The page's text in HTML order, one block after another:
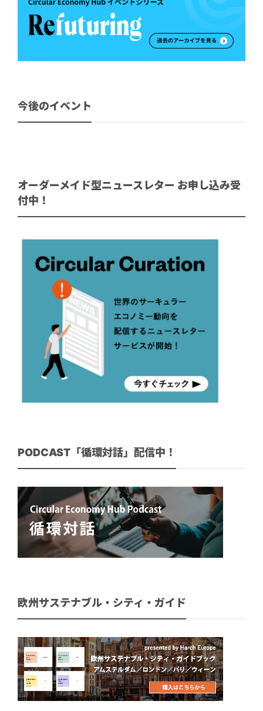
今後のイベント
オーダーメイド型ニュースレター お申し込み受
付中！
PODCAST「循環対話」配信中！
欧州サステナブル・シティ・ガイド